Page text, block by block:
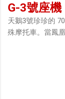
G-3號座機
天鵝3號珍珍的
殊摩托車。當鳳